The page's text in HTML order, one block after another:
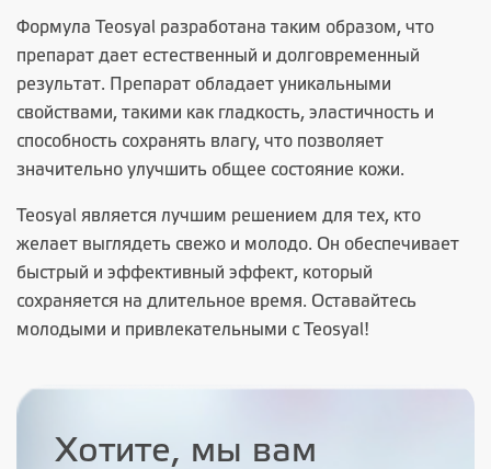
Формула Teosyal разработана таким образом, что
препарат дает естественный и долговременный
результат. Препарат обладает уникальными
свойствами, такими как гладкость, эластичность и
способность сохранять влагу, что позволяет
значительно улучшить общее состояние кожи.
Teosyal является лучшим решением для тех, кто
желает выглядеть свежо и молодо. Он обеспечивает
быстрый и эффективный эффект, который
сохраняется на длительное время. Оставайтесь
молодыми и привлекательными с Teosyal!
Хотите, мы вам